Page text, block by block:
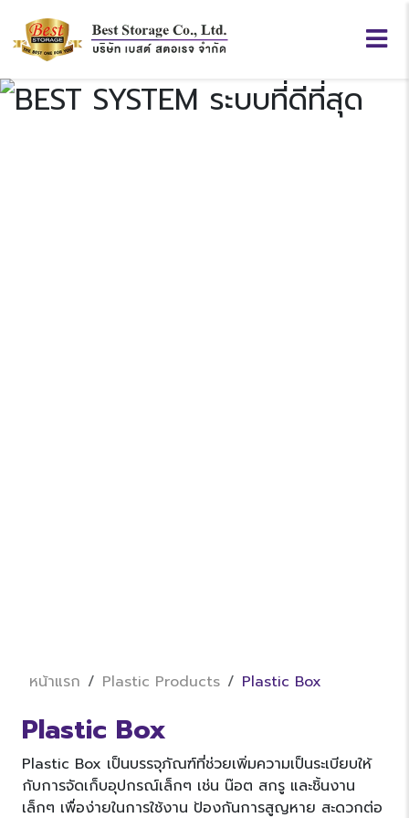
หน้าแรก Plastic Products Plastic Box
Plastic Box
Plastic Box เป็นบรรจุภัณฑ์ที่ช่วยเพิ่มความเป็นระเบียบให้
กับการจัดเก็บอุปกรณ์เล็กๆ เช่น น๊อต สกรู และชิ้นงาน
เล็กๆ เพื่อง่ายในการใช้งาน ป้องกันการสูญหาย สะดวกต่อ